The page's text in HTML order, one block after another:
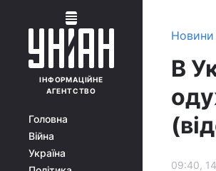
ІНФОРМАЦІЙНЕ
АГЕНТСТВО
Головна
Війна
Україна
Новини
В
09:40,